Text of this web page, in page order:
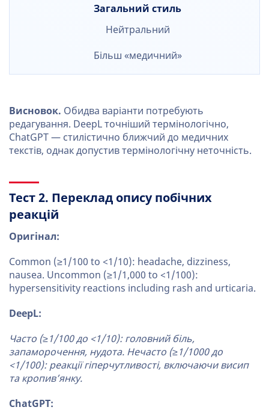
Загальний стиль
Нейтральний
Більш «медичний»
Висновок. Обидва варіанти потребують
редагування. DeepL точніший термінологічно,
ChatGPT — стилістично ближчий до медичних
текстів, однак допустив термінологічну неточність.
Тест 2. Переклад опису побічних
реакцій
Оригінал:
Common (≥1/100 to <1/10): headache, dizziness,
nausea. Uncommon (≥1/1,000 to <1/100):
hypersensitivity reactions including rash and urticaria.
DeepL:
Часто (≥1/100 до <1/10): головний біль,
запаморочення, нудота. Нечасто (≥1/1000 до
<1/100): реакції гіперчутливості, включаючи висип
та кропив’янку.
ChatGPT: